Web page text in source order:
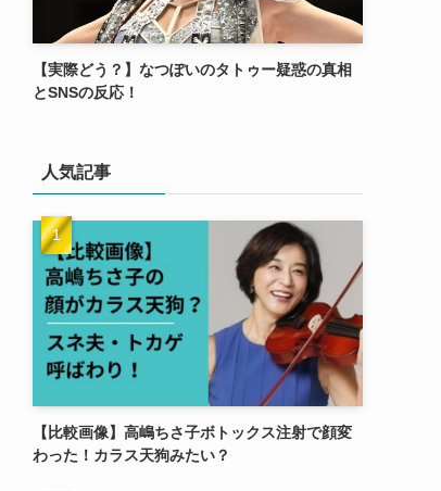
【実際どう？】なつぽいのタトゥー疑惑の真相
とSNSの反応！
人気記事
【比較画像】高嶋ちさ子ボトックス注射で顔変
わった！カラス天狗みたい？